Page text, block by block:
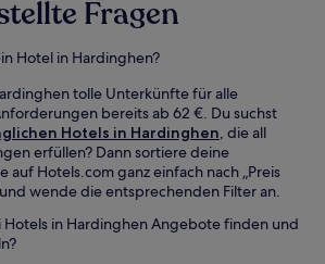
Fragen
Hotel in Hardinghen?
tolle Unterkünfte für alle
bereits ab 62 €. Du suchst
Hotels in Hardinghen, die all
erfüllen? Dann sortiere deine
auf Hotels.com ganz einfach nach „Preis
wende die entsprechenden Filter an.
Hotels in Hardinghen Angebote finden und